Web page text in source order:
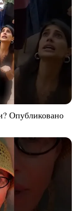
Опубликовано